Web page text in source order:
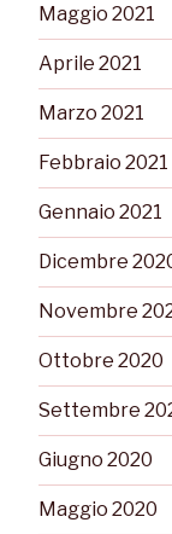
Maggio 2021
Aprile 2021
Marzo 2021
Febbraio 2021
Gennaio 2021
Dicembre
Novembre
Ottobre 2020
Settembre
Giugno 2020
Maggio 2020